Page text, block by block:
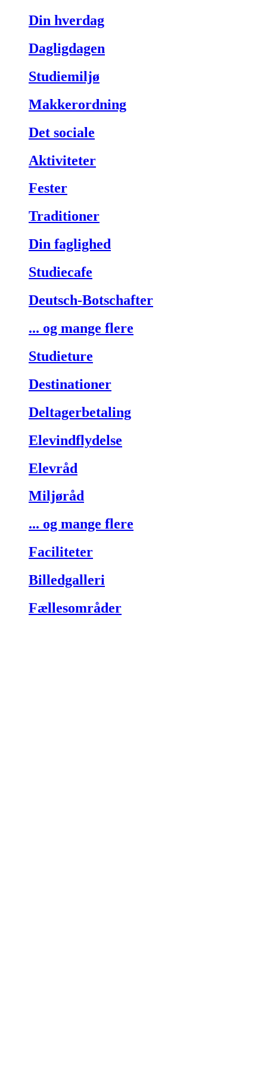
Din hverdag
Dagligdagen
Studiemiljø
Makkerordning
Det sociale
Aktiviteter
Fester
Traditioner
Din faglighed
Studiecafe
Deutsch-Botschafter
... og mange flere
Studieture
Destinationer
Deltagerbetaling
Elevindflydelse
Elevråd
Miljøråd
... og mange flere
Faciliteter
Billedgalleri
Fællesområder